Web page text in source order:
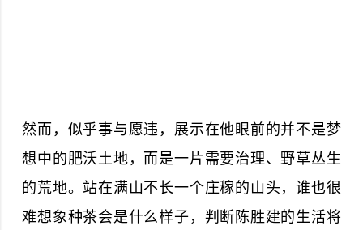
然而，似乎事与愿违，展示在他眼前的并不是梦
想中的肥沃土地，而是一片需要治理、野草丛生
的荒地。站在满山不长一个庄稼的山头，谁也很
难想象种茶会是什么样子，判断陈胜建的生活将